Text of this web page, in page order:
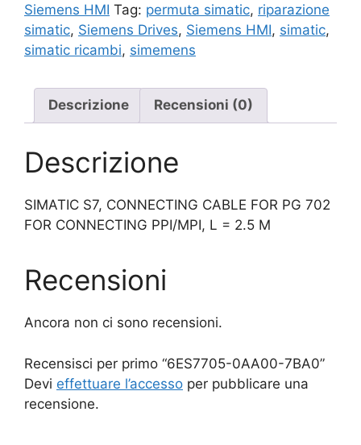
Siemens HMI Tag: permuta simatic, riparazione
simatic, Siemens Drives, Siemens HMI, simatic,
simatic ricambi, simemens
Descrizione Recensioni (0)
Descrizione
SIMATIC S7, CONNECTING CABLE FOR PG 702
FOR CONNECTING PPI/MPI, L = 2.5 M
Recensioni
Ancora non ci sono recensioni.
Recensisci per primo “6ES7705-0AA00-7BA0”
Devi effettuare l’accesso per pubblicare una
recensione.